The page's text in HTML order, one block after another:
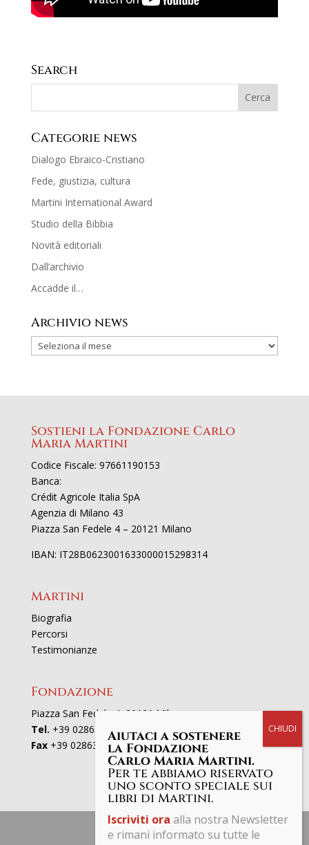
Search
Categorie news
Dialogo Ebraico-Cristiano
Fede, giustizia, cultura
Martini International Award
Studio della Bibbia
Novità editoriali
Dall’archivio
Accadde il…
Archivio news
Sostieni la Fondazione Carlo
Maria Martini
Codice Fiscale: 97661190153
Banca:
Crédit Agricole Italia SpA
Agenzia di Milano 43
Piazza San Fedele 4 – 20121 Milano
IBAN: IT28B0623001633000015298314
Martini
Biografia
Percorsi
Testimonianze
Fondazione
Piazza San Fedele 4, 20121 Milano
Tel. +39 02863521
Fax+39 0286352801
Aiutaci a sostenere
la Fondazione
Carlo Maria Martini.
Per te abbiamo riservato
uno sconto speciale sui
libri di Martini.
Iscriviti ora alla nostra Newsletter
e rimani informato su tutte le